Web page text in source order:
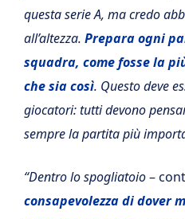
questa serie A, ma credo
all’altezza. Prepara ogni
squadra, come fosse la
che sia così. Questo deve
giocatori: tutti devono
sempre la partita più
“Dentro lo spogliatoio–
consapevolezza di dover